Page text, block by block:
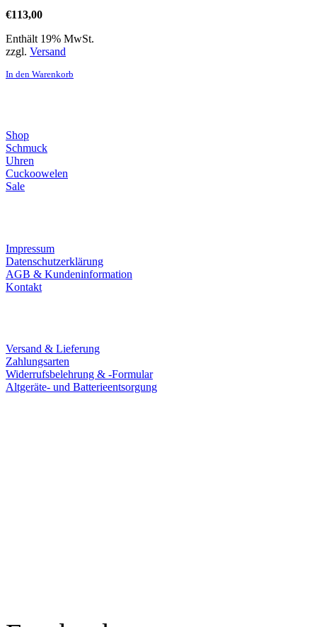
€113,00
Enthält 19% MwSt.
zzgl. Versand
In den Warenkorb
Shop
Schmuck
Uhren
Cuckoowelen
Sale
Impressum
Datenschutzerklärung
AGB & Kundeninformation
Kontakt
Versand & Lieferung
Zahlungsarten
Widerrufsbelehrung & -Formular
Altgeräte- und Batterieentsorgung